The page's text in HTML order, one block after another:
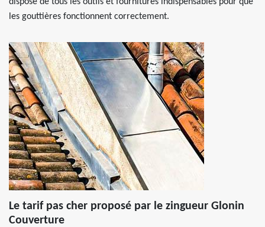
les gouttières fonctionnent correctement.
Le tarif pas cher proposé par le zingueur Glonin
Couverture